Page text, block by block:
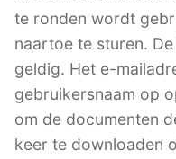
te ronden wordt
naartoe te sturen.
geldig. Het e-
gebruikersnaam op
om de documenten
keer te downloaden